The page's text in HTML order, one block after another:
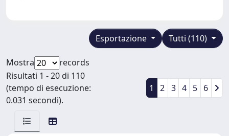
Tutti (110)
Esportazione
Mostra
records
Risultati 1 - 20 di 110
(tempo di esecuzione:
0.031 secondi).
1 2 3 4 5 6